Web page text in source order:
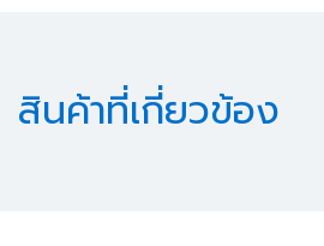
สินค้าที่เกี่ยวข้อง